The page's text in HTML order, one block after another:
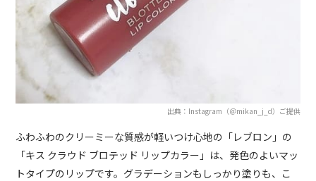
出典：Instagram（＠mikan_j_d）ご提供
ふわふわのクリーミーな質感が軽いつけ心地の「レブロン」の
「キス クラウド ブロテッド リップカラー」は、発色のよいマッ
トタイプのリップです。グラデーションもしっかり塗りも、こ